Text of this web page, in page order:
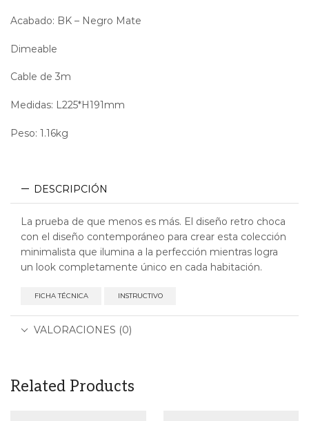
Acabado: BK – Negro Mate
Dimeable
Cable de 3m
Medidas: L225*H191mm
Peso: 1.16kg
DESCRIPCIÓN
La prueba de que menos es más. El diseño retro choca
con el diseño contemporáneo para crear esta colección
minimalista que ilumina a la perfección mientras logra
un look completamente único en cada habitación.
FICHA TÉCNICA INSTRUCTIVO
VALORACIONES (0)
Related Products